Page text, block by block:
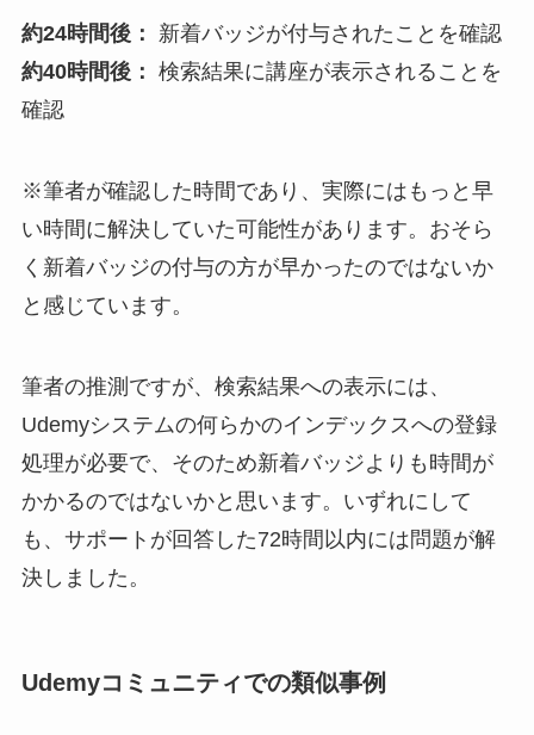
約24時間後：
新着バッジが付与されたことを確認
約40時間後： 検索結果に講座が表示されることを
確認
※筆者が確認した時間であり、実際にはもっと早
い時間に解決していた可能性があります。おそら
く新着バッジの付与の方が早かったのではないか
と感じています。
筆者の推測ですが、検索結果への表示には、
Udemyシステムの何らかのインデックスへの登録
処理が必要で、そのため新着バッジよりも時間が
かかるのではないかと思います。いずれにして
も、サポートが回答した72時間以内には問題が解
決しました。
Udemyコミュニティでの類似事例